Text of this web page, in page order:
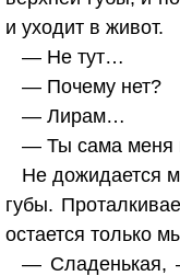
и уходит в живот.
— Не тут…
— Почему нет?
— Лирам…
— Ты сама меня
Не дожидается
губы.
остается только
— Сладенькая,